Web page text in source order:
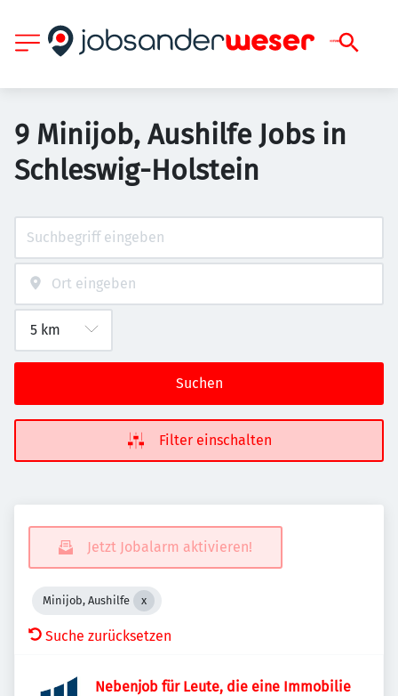
9 Minijob, Aushilfe Jobs in
Schleswig-Holstein
Suchen
Filter einschalten
Jetzt Jobalarm aktivieren!
Minijob, Aushilfe
Suche zurücksetzen
Nebenjob für Leute, die eine Immobilie